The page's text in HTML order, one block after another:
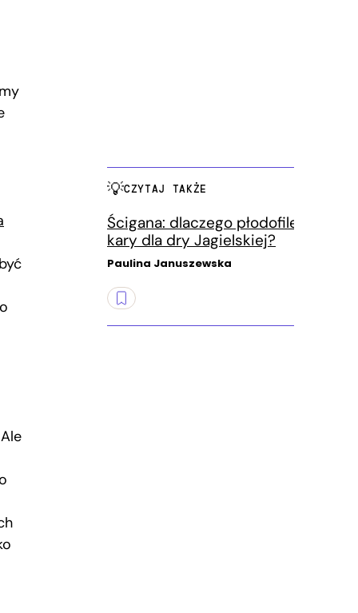
CZYTAJ TAKŻE
Ścigana: dlaczego płodofile chcą
kary dla dry Jagielskiej?
Paulina Januszewska